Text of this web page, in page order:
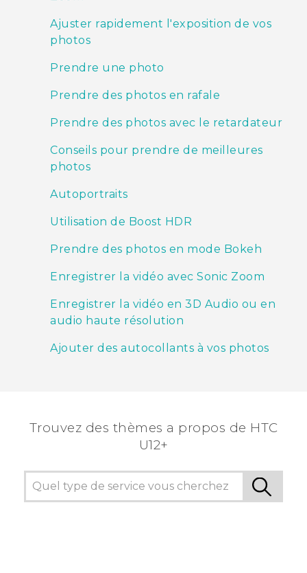
Ajuster rapidement l'exposition de vos
photos
Prendre une photo
Prendre des photos en rafale
Prendre des photos avec le retardateur
Conseils pour prendre de meilleures
photos
Autoportraits
Utilisation de Boost HDR
Prendre des photos en mode Bokeh
Enregistrer la vidéo avec Sonic Zoom
Enregistrer la vidéo en 3D Audio ou en
audio haute résolution
Ajouter des autocollants à vos photos
Trouvez des thèmes a propos de HTC
U12+